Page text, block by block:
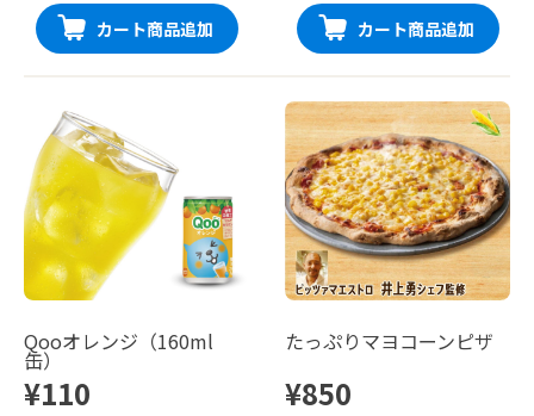
カート商品追加 カート商品追加
Qooオレンジ（160ml
缶）
¥110
たっぷりマヨコーンピザ
¥850